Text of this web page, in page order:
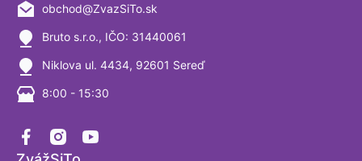
obchod@ZvazSiTo.sk
Bruto s.r.o., IČO: 31440061
Niklova ul. 4434, 92601 Sereď
8:00 - 15:30